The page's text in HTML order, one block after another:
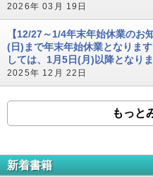
2026年 03月 19日
【12/27～1/4年末年始休業のお
(日)まで年末年始休業となりま
しては、1月5日(月)以降となりま
2025年 12月 22日
もっと
新着書籍